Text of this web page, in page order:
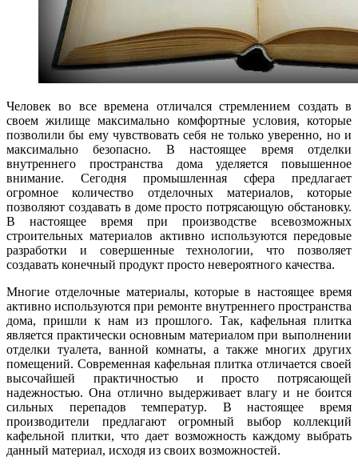
Человек во все времена отличался стремлением создать в
своем жилище максимально комфортные условия, которые
позволили бы ему чувствовать себя не только уверенно, но и
максимально безопасно. В настоящее время отделки
внутреннего пространства дома уделяется повышенное
внимание. Сегодня промышленная сфера предлагает
огромное количество отделочных материалов, которые
позволяют создавать в доме просто потрясающую обстановку.
В настоящее время при производстве всевозможных
строительных материалов активно используются передовые
разработки и совершенные технологии, что позволяет
создавать конечный продукт просто невероятного качества.
Многие отделочные материалы, которые в настоящее время
активно используются при ремонте внутреннего пространства
дома, пришли к нам из прошлого. Так, кафельная плитка
является практически основным материалом при выполнении
отделки туалета, ванной комнаты, а также многих других
помещений. Современная кафельная плитка отличается своей
высочайшей практичностью и просто потрясающей
надежностью. Она отлично выдерживает влагу и не боится
сильных перепадов температур. В настоящее время
производители предлагают огромный выбор коллекций
кафельной плитки, что дает возможность каждому выбрать
данный материал, исходя из своих возможностей.